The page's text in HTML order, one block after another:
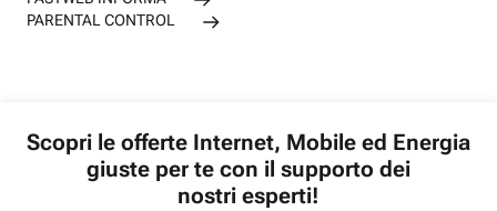
PARENTAL CONTROL
Scopri le offerte Internet, Mobile ed Energia
giuste per te con il supporto dei
nostri esperti!